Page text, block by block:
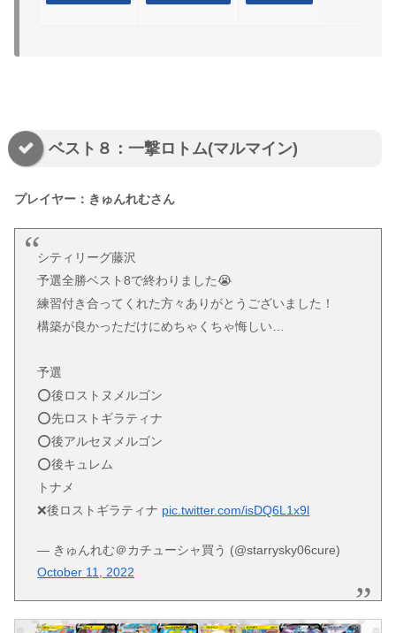
ベスト８：一撃ロトム(マルマイン)
プレイヤー：きゅんれむさん
シティリーグ藤沢
予選全勝ベスト8で終わりました😭
練習付き合ってくれた方々ありがとうございました！
構築が良かっただけにめちゃくちゃ悔しい…
予選
⭕️後ロストヌメルゴン
⭕️先ロストギラティナ
⭕️後アルセヌメルゴン
⭕️後キュレム
トナメ
❌後ロストギラティナ pic.twitter.com/isDQ6L1x9l
— きゅんれむ＠カチューシャ買う (@starrysky06cure)
October 11, 2022